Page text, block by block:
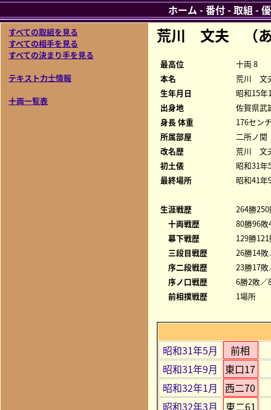
すべての取組を見る
すべての相手を見る
すべての決まり手を見る
テキスト力士情報
十両一覧表
荒川 文夫 （
最高位
十両 8
本名
荒川 文
生年月日
昭和15年
出身地
佐賀県武
身長 体重
176セン
所属部屋
二所ノ関
改名歴
荒川 文
初土俵
昭和31年
最終場所
昭和41年
生涯戦歴
264勝
十両戦歴
80勝96
幕下戦歴
129勝
三段目戦歴
26勝14
序二段戦歴
23勝17
序ノ口戦歴
6勝2敗／
前相撲戦歴
1場所
昭和31年5月
前相
昭和31年9月
東口17
昭和32年1月
西二70
昭和32年3月
東二61
ホーム -番付-取組 -